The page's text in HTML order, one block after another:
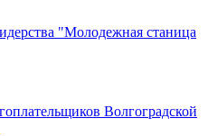
"Молодежная станица
Волгоградской